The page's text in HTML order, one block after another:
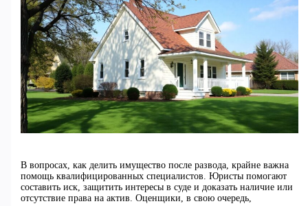
В вопросах, как делить имущество после развода, крайне важна
помощь квалифицированных специалистов. Юристы помогают
составить иск, защитить интересы в суде и доказать наличие или
отсутствие права на актив. Оценщики, в свою очередь,